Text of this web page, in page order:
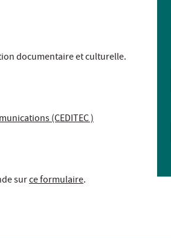
documentaire et culturelle.
(CEDITEC )
surce formulaire.